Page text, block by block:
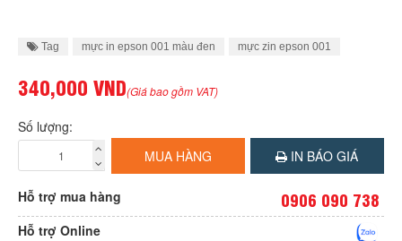
Tag mực in epson 001 màu đen mực zin epson 001
340,000 VND(Giá bao gồm VAT)
Số lượng:
MUA HÀNG
IN BÁO GIÁ
Hỗ trợ mua hàng 0906 090 738
Hỗ trợ Online